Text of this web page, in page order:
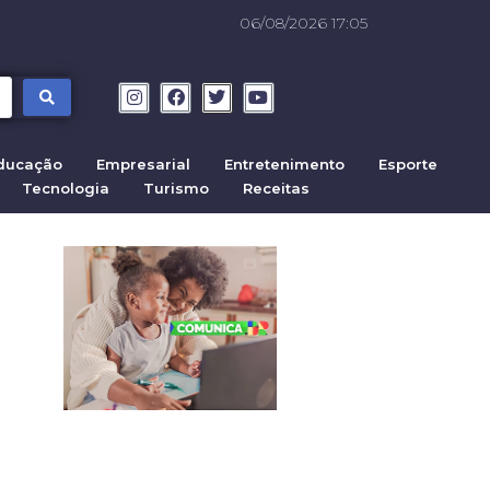
06/08/2026 17:05
Empresarial Entretenimento
Esporte
Tecnologia Turismo Receitas